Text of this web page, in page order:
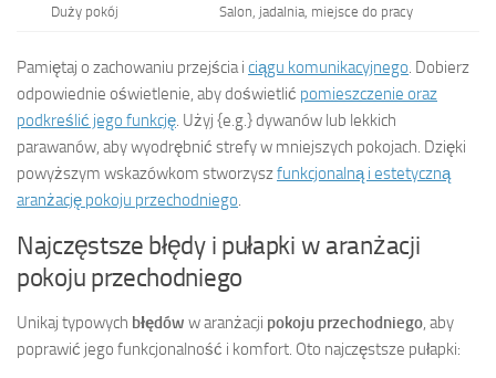
Duży pokój Salon, jadalnia, miejsce do pracy
Pamiętaj o zachowaniu przejścia i ciągu komunikacyjnego. Dobierz
odpowiednie oświetlenie, aby doświetlić pomieszczenie oraz
podkreślić jego funkcję. Użyj {e.g.} dywanów lub lekkich
parawanów, aby wyodrębnić strefy w mniejszych pokojach. Dzięki
powyższym wskazówkom stworzyszfunkcjonalną i estetyczną
aranżację pokoju przechodniego.
Najczęstsze błędy i pułapki w aranżacji
pokoju przechodniego
Unikaj typowych błędów w aranżacji pokoju przechodniego, aby
poprawić jego funkcjonalność i komfort. Oto najczęstsze pułapki: